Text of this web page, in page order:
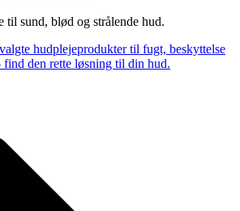
til sund, blød og strålende hud.
hudplejeprodukter til fugt, beskyttelse
find den rette løsning til din hud.